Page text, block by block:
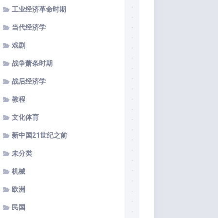
工业经济革命时期
当代经济学
戏剧
战争萧条时期
战后经济学
教程
文化体育
新中国21世纪之前
未分类
机械
欧洲
民国